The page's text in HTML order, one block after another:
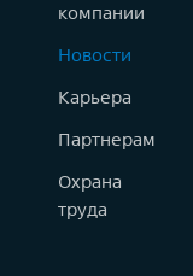
компании
Новости
Карьера
Партнерам
Охрана
труда